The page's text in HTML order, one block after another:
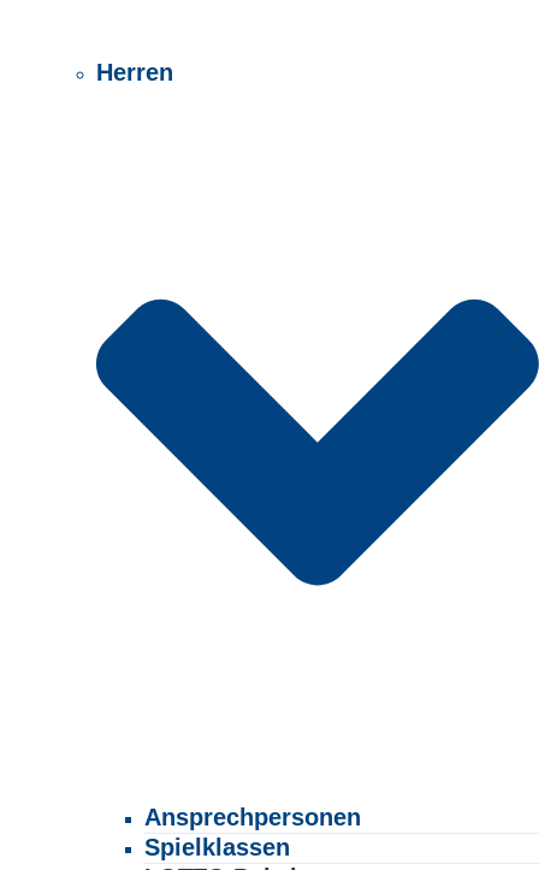
Herren
Ansprechpersonen
Spielklassen